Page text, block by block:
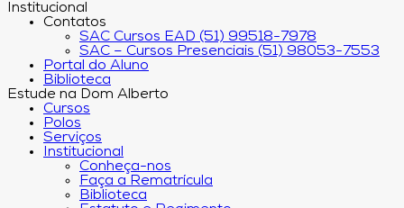
Institucional
Contatos
SAC Cursos EAD (51) 99518-7978
SAC – Cursos Presenciais (51) 98053-7553
Portal do Aluno
Biblioteca
Estude na Dom Alberto
Cursos
Polos
Serviços
Institucional
Conheça-nos
Faça a Rematrícula
Biblioteca